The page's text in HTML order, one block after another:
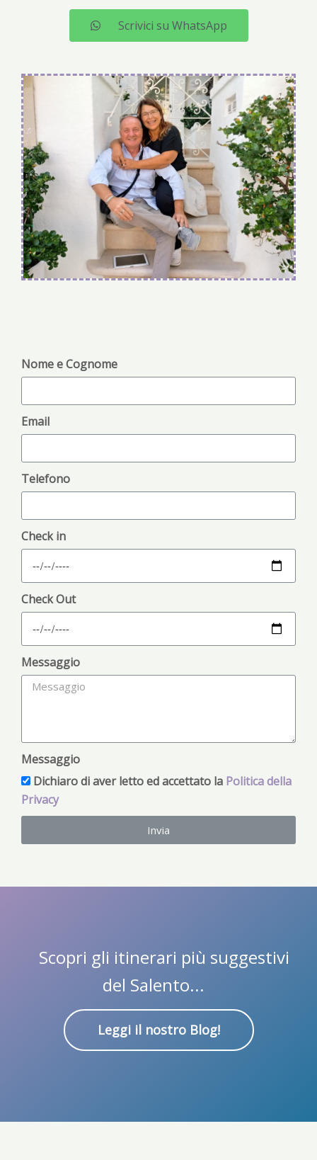
Scrivici su WhatsApp
Nome e Cognome
Email
Telefono
Check in
Check Out
Messaggio
Messaggio
Dichiaro di aver letto ed accettato la Politica della
Privacy
Invia
Scopri gli itinerari più suggestivi
del Salento...
Leggi il nostro Blog!